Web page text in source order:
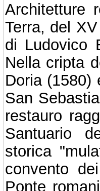
Architetture
Terra, del
di Ludovico
Nella cripta
Doria (1580)
San
restauro
Santuario
storica
convento
Ponte